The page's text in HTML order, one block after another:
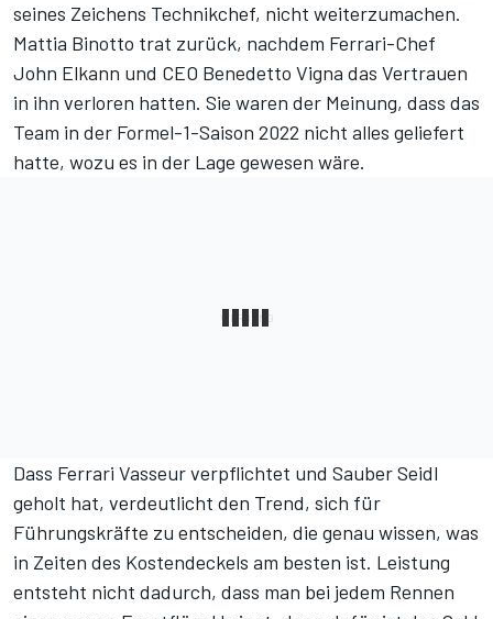
seines Zeichens Technikchef, nicht weiterzumachen.
Mattia Binotto trat zurück, nachdem Ferrari-Chef
John Elkann und CEO Benedetto Vigna das Vertrauen
in ihn verloren hatten. Sie waren der Meinung, dass das
Team in der Formel-1-Saison 2022 nicht alles geliefert
hatte, wozu es in der Lage gewesen wäre.
Dass Ferrari Vasseur verpflichtet und Sauber Seidl
geholt hat, verdeutlicht den Trend, sich für
Führungskräfte zu entscheiden, die genau wissen, was
in Zeiten des Kostendeckels am besten ist. Leistung
entsteht nicht dadurch, dass man bei jedem Rennen